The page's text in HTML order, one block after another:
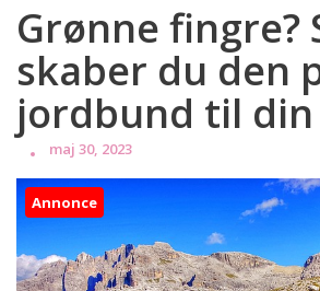
Grønne fingre?
skaber du den
jordbund til din
maj 30, 2023
Annonce